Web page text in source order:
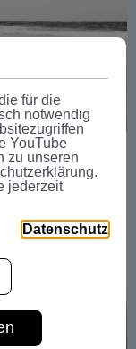
So
für die
notwendig
YouTube
zu unseren
jederzeit
Datenschutz